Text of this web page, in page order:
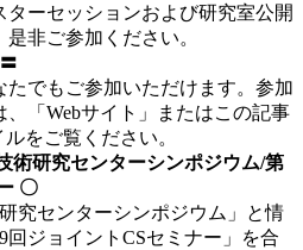
ーセッションおよび研究室公開
非ご参加ください。
たでもご参加いただけます。参加
「Webサイト」またはこの記事
をご覧ください。
研究センターシンポジウム/第
〇
究センターシンポジウム」と情
ジョイントCSセミナー」を合